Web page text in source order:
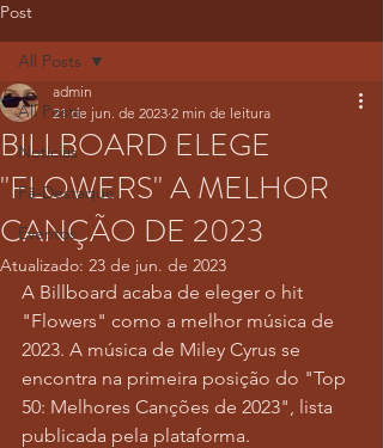
Post
All Posts
Notícias
Fã-Destaque
Eventos
All Posts
BILLBOARD ELEGE
"FLOWERS" A MELHOR
CANÇÃO DE 2023
admin
21 de jun. de 2023 2 min de leitura
Atualizado: 23 de jun. de 2023
A Billboard acaba de eleger o hit
"Flowers" como a melhor música de
2023. A música de Miley Cyrus se
encontra na primeira posição do "Top
50: Melhores Canções de 2023", lista
publicada pela plataforma.